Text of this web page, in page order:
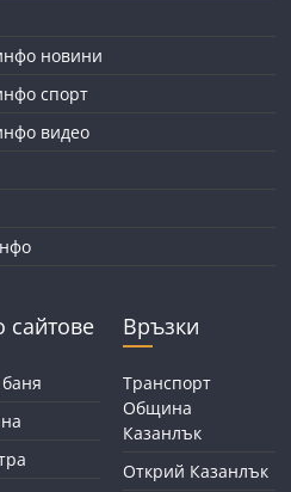
новини
спорт
видео
Връзки
Транспорт
Община
Казанлък
Открий Казанлък